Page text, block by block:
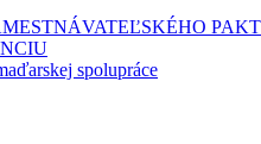
spolupráce